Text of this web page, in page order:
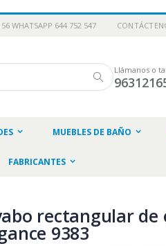
WHATSAPP 644 752 547
Llámanos o
MUEBLES DE BAÑO
FABRICANTES
rectangular de
9383